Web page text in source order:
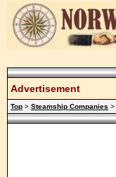
Advertisement
Top > Steamship Companies >